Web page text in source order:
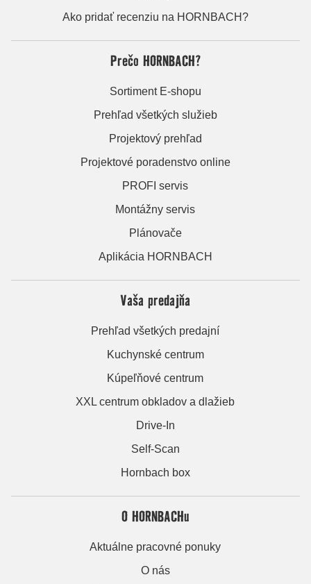
Ako pridať recenziu na HORNBACH?
Prečo HORNBACH?
Sortiment E-shopu
Prehľad všetkých služieb
Projektový prehľad
Projektové poradenstvo online
PROFI servis
Montážny servis
Plánovače
Aplikácia HORNBACH
Vaša predajňa
Prehľad všetkých predajní
Kuchynské centrum
Kúpeľňové centrum
XXL centrum obkladov a dlažieb
Drive-In
Self-Scan
Hornbach box
O HORNBACHu
Aktuálne pracovné ponuky
O nás